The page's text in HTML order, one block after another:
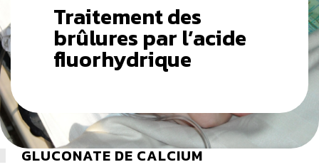
Traitement des
brûlures par l’acide
fluorhydrique
GLUCONATE DE CALCIUM